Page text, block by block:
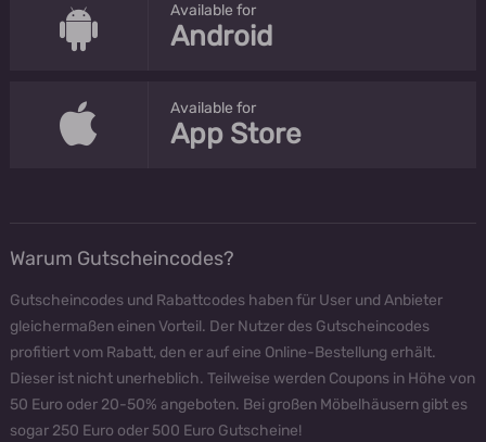
Available for
Android
Available for
App Store
Warum Gutscheincodes?
Gutscheincodes und Rabattcodes haben für User und Anbieter
gleichermaßen einen Vorteil. Der Nutzer des Gutscheincodes
profitiert vom Rabatt, den er auf eine Online-Bestellung erhält.
Dieser ist nicht unerheblich. Teilweise werden Coupons in Höhe von
50 Euro oder 20-50% angeboten. Bei großen Möbelhäusern gibt es
sogar 250 Euro oder 500 Euro Gutscheine!